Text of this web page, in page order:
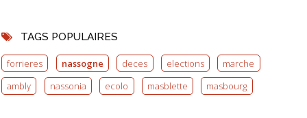
TAGS POPULAIRES
forrieres nassogne deces elections
marche
ambly
nassonia ecolo masblette masbourg